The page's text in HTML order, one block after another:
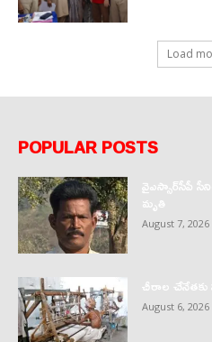
Load
POPULAR POSTS
వైఎస్సార్‌సీపీ
మృతి
August 7, 2026
చీరాల చేనేతకు
August 6, 2026